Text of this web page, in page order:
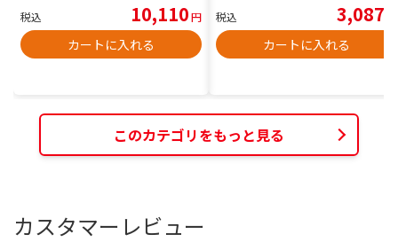
税込 10,110円
カートに入れる
税込 3,087
カートに入れる
このカテゴリをもっと見る
カスタマーレビュー